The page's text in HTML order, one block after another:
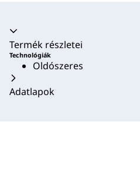
Akkordion összecsukva
Termék részletei
Technológiák
Oldószeres
Adatlapok